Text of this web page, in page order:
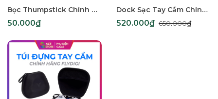
Bọc Thumpstick Chính Hãng Flydigi Cho Tay Cầm Apex 5 / Apex 4 / Vader 4 Pro
50.000₫
Dock Sạc Tay Cầm Chính Hãng Flydigi Cho Apex 5
520.000₫ 650.000₫